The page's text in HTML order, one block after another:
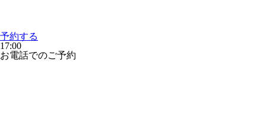
予約する
17:00
お電話でのご予約